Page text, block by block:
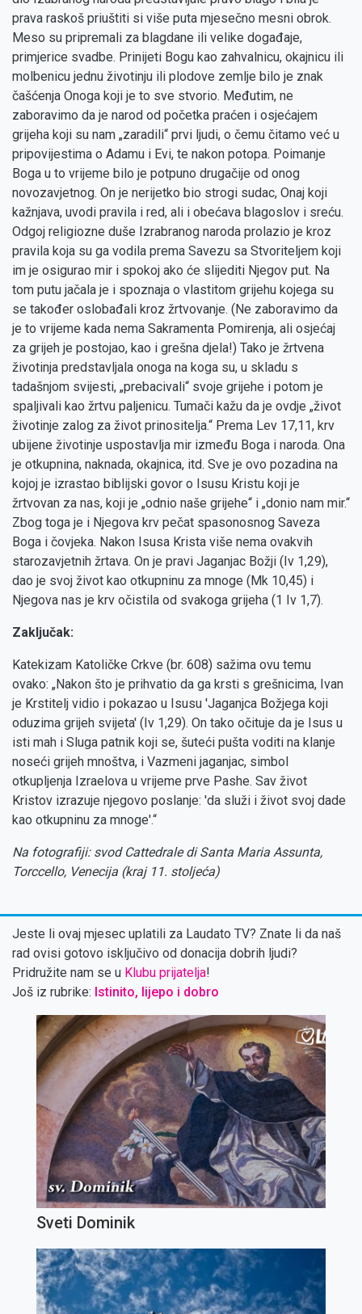
prava raskoš priuštiti si više puta mjesečno mesni obrok.
Meso su pripremali za blagdane ili velike događaje,
primjerice svadbe. Prinijeti Bogu kao zahvalnicu, okajnicu ili
molbenicu jednu životinju ili plodove zemlje bilo je znak
čašćenja Onoga koji je to sve stvorio. Međutim, ne
zaboravimo da je narod od početka praćen i osjećajem
grijeha koji su nam „zaradili“ prvi ljudi, o čemu čitamo već u
pripovijestima o Adamu i Evi, te nakon potopa. Poimanje
Boga u to vrijeme bilo je potpuno drugačije od onog
novozavjetnog. On je nerijetko bio strogi sudac, Onaj koji
kažnjava, uvodi pravila i red, ali i obećava blagoslov i sreću.
Odgoj religiozne duše Izrabranog naroda prolazio je kroz
pravila koja su ga vodila prema Savezu sa Stvoriteljem koji
im je osigurao mir i spokoj ako će slijediti Njegov put. Na
tom putu jačala je i spoznaja o vlastitom grijehu kojega su
se također oslobađali kroz žrtvovanje. (Ne zaboravimo da
je to vrijeme kada nema Sakramenta Pomirenja, ali osjećaj
za grijeh je postojao, kao i grešna djela!) Tako je žrtvena
životinja predstavljala onoga na koga su, u skladu s
tadašnjom svijesti, „prebacivali“ svoje grijehe i potom je
spaljivali kao žrtvu paljenicu. Tumači kažu da je ovdje „život
životinje zalog za život prinositelja.“ Prema Lev 17,11, krv
ubijene životinje uspostavlja mir između Boga i naroda. Ona
je otkupnina, naknada, okajnica, itd. Sve je ovo pozadina na
kojoj je izrastao biblijski govor o Isusu Kristu koji je
žrtvovan za nas, koji je „odnio naše grijehe“ i „donio nam mir.“
Zbog toga je i Njegova krv pečat spasonosnog Saveza
Boga i čovjeka. Nakon Isusa Krista više nema ovakvih
starozavjetnih žrtava. On je pravi Jaganjac Božji (Iv 1,29),
dao je svoj život kao otkupninu za mnoge (Mk 10,45) i
Njegova nas je krv očistila od svakoga grijeha (1 Iv 1,7).
Zaključak:
Katekizam Katoličke Crkve (br. 608) sažima ovu temu
ovako: „Nakon što je prihvatio da ga krsti s grešnicima, Ivan
je Krstitelj vidio i pokazao u Isusu 'Jaganjca Božjega koji
oduzima grijeh svijeta' (Iv 1,29). On tako očituje da je Isus u
isti mah i Sluga patnik koji se, šuteći pušta voditi na klanje
noseći grijeh mnoštva, i Vazmeni jaganjac, simbol
otkupljenja Izraelova u vrijeme prve Pashe. Sav život
Kristov izrazuje njegovo poslanje: 'da služi i život svoj dade
kao otkupninu za mnoge'.“
Na fotografiji: svod Cattedrale di Santa Maria Assunta,
Torccello, Venecija (kraj 11. stoljeća)
Jeste li ovaj mjesec uplatili za Laudato TV? Znate li da naš
rad ovisi gotovo isključivo od donacija dobrih ljudi?
Pridružite nam se u Klubu prijatelja!
Još iz rubrike: Istinito, lijepo i dobro
Sveti Dominik